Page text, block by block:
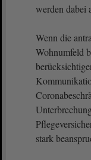
werden dabei
Wenn die
Wohnumfeld
stark